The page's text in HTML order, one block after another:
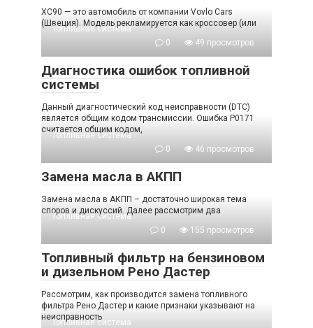
XC90 — это автомобиль от компании Vovlo Cars
(Швеция). Модель рекламируется как кроссовер (или
Топливная система
0
49 просмотров
Диагностика ошибок топливной
системы
Данный диагностический код неисправности (DTC)
является общим кодом трансмиссии. Ошибка P0171
считается общим кодом,
Топливная система
0
46 просмотров
Замена масла в АКПП
Замена масла в АКПП – достаточно широкая тема
споров и дискуссий. Далее рассмотрим два
Топливная система
0
155 просмотров
Топливный фильтр на бензиновом
и дизельном Рено Дастер
Рассмотрим, как производится замена топливного
фильтра Рено Дастер и какие признаки указывают на
неисправность
Топливная система